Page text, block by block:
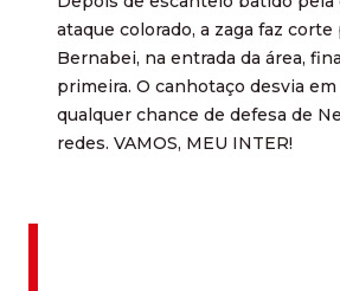
ataque colorado, a zaga faz corte
Bernabei, na entrada da área,
primeira. O canhotaço desvia
qualquer chance de defesa de
redes. VAMOS, MEU INTER!